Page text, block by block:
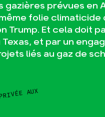
prévues en
folie climaticide
Trump. Et cela doit
Texas, et par un
liés au gaz de
AUX